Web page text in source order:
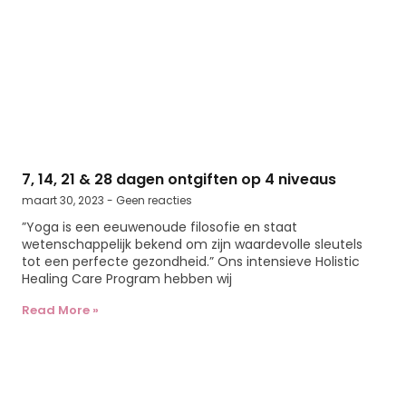
7, 14, 21 & 28 dagen ontgiften op 4 niveaus
maart 30, 2023 Geen reacties
”Yoga is een eeuwenoude filosofie en staat
wetenschappelijk bekend om zijn waardevolle sleutels
tot een perfecte gezondheid.” Ons intensieve Holistic
Healing Care Program hebben wij
Read More »